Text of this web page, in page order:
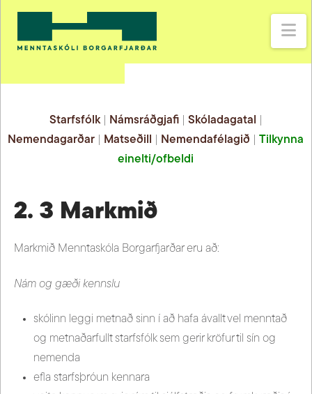
Starfsfólk| Námsráðgjafi| Skóladagatal
Nemendagarðar
Matseðill Nemendafélagið |Tilkynna
einelti/ofbeldi
2. 3 Markmið
Markmið Menntaskóla Borgarfjarðar eru að:
Nám og gæði kennslu
skólinn leggi metnað sinn í að hafa ávallt vel menntað
og metnaðarfullt starfsfólk sem gerir kröfur til sín og
nemenda
efla starfsþróun kennara